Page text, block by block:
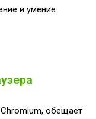
и умение
обещает